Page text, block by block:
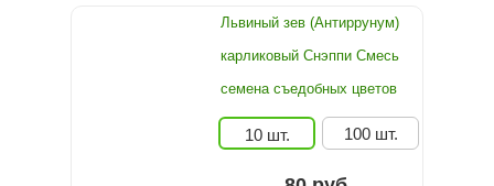
Львиный зев (Антиррунум)
карликовый Снэппи Смесь
семена съедобных цветов
10 шт. 100 шт.